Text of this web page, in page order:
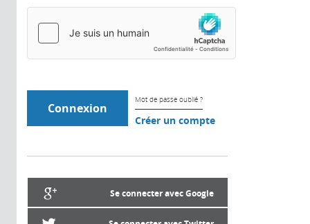
Mot de passe oublié ?
Créer un compte
Se connecter avec Google